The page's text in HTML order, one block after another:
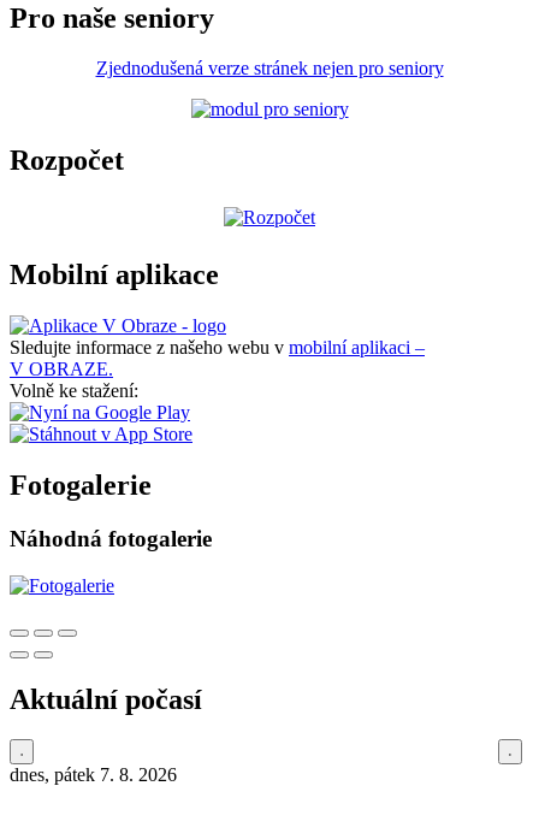
Pro naše seniory
Zjednodušená verze stránek nejen pro seniory
Rozpočet
Mobilní aplikace
Sledujte informace z našeho webu v mobilní aplikaci –
V OBRAZE.
Volně ke stažení:
Fotogalerie
Náhodná fotogalerie
Aktuální počasí
dnes, pátek 7. 8. 2026